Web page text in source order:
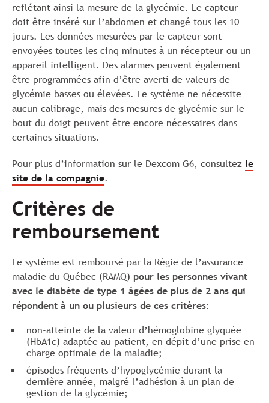
reflétant ainsi la mesure de la glycémie. Le capteur
doit être inséré sur l’abdomen et changé tous les 10
jours. Les données mesurées par le capteur sont
envoyées toutes les cinq minutes à un récepteur ou un
appareil intelligent. Des alarmes peuvent également
être programmées afin d’être averti de valeurs de
glycémie basses ou élevées. Le système ne nécessite
aucun calibrage, mais des mesures de glycémie sur le
bout du doigt peuvent être encore nécessaires dans
certaines situations.
Pour plus d’information sur le Dexcom G6, consultez le
site de la compagnie.
Critères de
remboursement
Le système est remboursé par la Régie de l’assurance
maladie du Québec (RAMQ) pour les personnes vivant
avec le diabète de type 1 âgées de plus de 2 ans qui
répondent à un ou plusieurs de ces critères:
non-atteinte de la valeur d’hémoglobine glyquée
(HbA1c) adaptée au patient, en dépit d’une prise en
charge optimale de la maladie;
épisodes fréquents d’hypoglycémie durant la
dernière année, malgré l’adhésion à un plan de
gestion de la glycémie;